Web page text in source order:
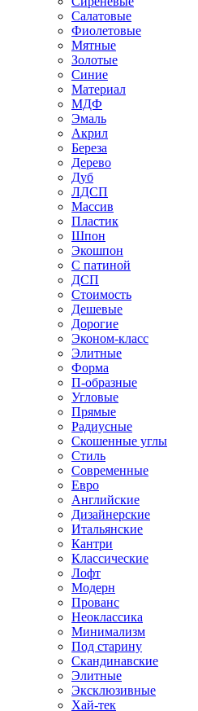
Салатовые
Фиолетовые
Мятные
Золотые
Синие
Материал
МДФ
Эмаль
Акрил
Береза
Дерево
Дуб
ЛДСП
Массив
Пластик
Шпон
Экошпон
С патиной
ДСП
Стоимость
Дешевые
Дорогие
Эконом-класс
Элитные
Форма
П-образные
Угловые
Прямые
Радиусные
Скошенные углы
Стиль
Современные
Евро
Английские
Дизайнерские
Итальянские
Кантри
Классические
Лофт
Модерн
Прованс
Неоклассика
Минимализм
Под старину
Скандинавские
Элитные
Эксклюзивные
Хай-тек